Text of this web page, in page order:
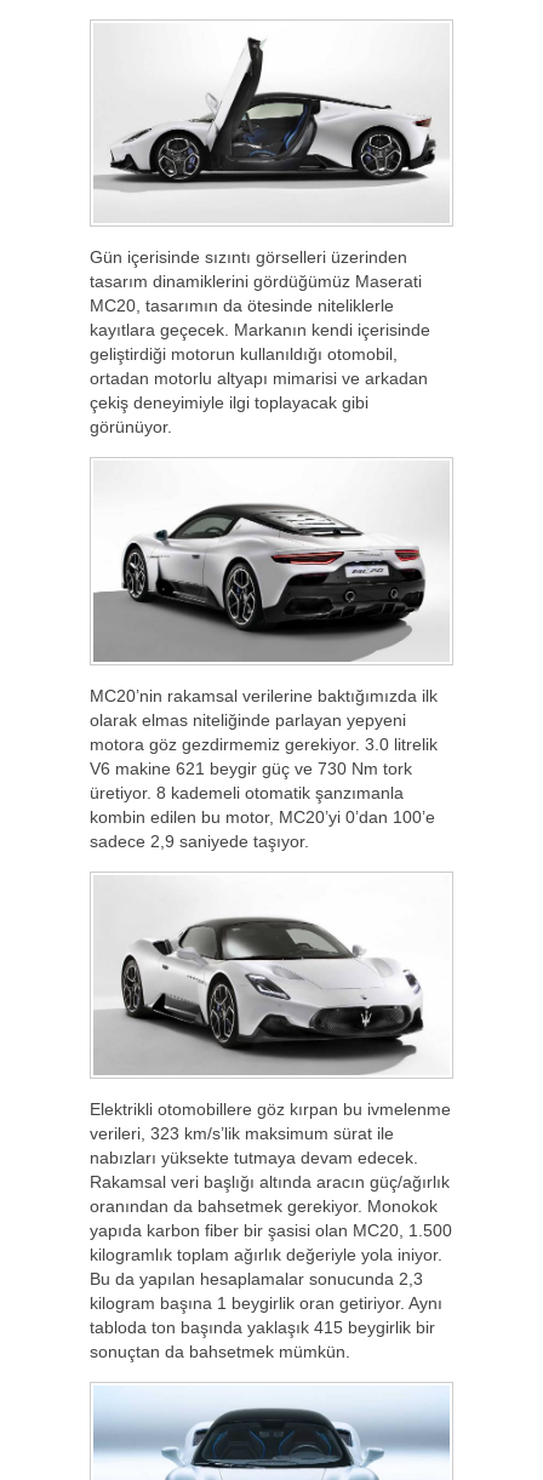
Gün içerisinde sızıntı görselleri üzerinden
tasarım dinamiklerini gördüğümüz Maserati
MC20, tasarımın da ötesinde niteliklerle
kayıtlara geçecek. Markanın kendi içerisinde
geliştirdiği motorun kullanıldığı otomobil,
ortadan motorlu altyapı mimarisi ve arkadan
çekiş deneyimiyle ilgi toplayacak gibi
görünüyor.
MC20’nin rakamsal verilerine baktığımızda ilk
olarak elmas niteliğinde parlayan yepyeni
motora göz gezdirmemiz gerekiyor. 3.0 litrelik
V6 makine 621 beygir güç ve 730 Nm tork
üretiyor. 8 kademeli otomatik şanzımanla
kombin edilen bu motor, MC20’yi 0’dan 100’e
sadece 2,9 saniyede taşıyor.
Elektrikli otomobillere göz kırpan bu ivmelenme
verileri, 323 km/s’lik maksimum sürat ile
nabızları yüksekte tutmaya devam edecek.
Rakamsal veri başlığı altında aracın güç/ağırlık
oranından da bahsetmek gerekiyor. Monokok
yapıda karbon fiber bir şasisi olan MC20, 1.500
kilogramlık toplam ağırlık değeriyle yola iniyor.
Bu da yapılan hesaplamalar sonucunda 2,3
kilogram başına 1 beygirlik oran getiriyor. Aynı
tabloda ton başında yaklaşık 415 beygirlik bir
sonuçtan da bahsetmek mümkün.